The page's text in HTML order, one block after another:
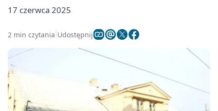
17 czerwca 2025
2 min czytania Udostępnij